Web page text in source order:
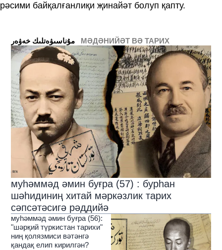
рәсими байқалғанлиқи җинайәт болуп қапту.
МӘДӘНИЙӘТ ВӘ ТАРИХ
муһәммәд әмин буғра (57) : бурһан
шәһидиниң хитай мәркәзлик тарих
сәпсәтәсигә рәддийә
муһәммәд әмин буғра (56):
"шәрқий түркистан тарихи"
ниң қолязмиси вәтәнгә
қандақ елип кирилгән?